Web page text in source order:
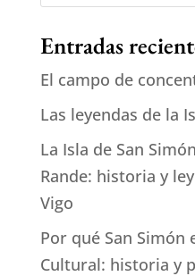
Entradas
El campo de
Las leyendas de la
La Isla de San
Rande: historia y
Vigo
Por qué San Simón
Cultural: historia y